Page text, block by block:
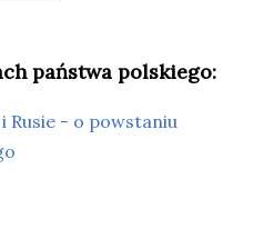
państwa polskiego:
Rusie - o powstaniu